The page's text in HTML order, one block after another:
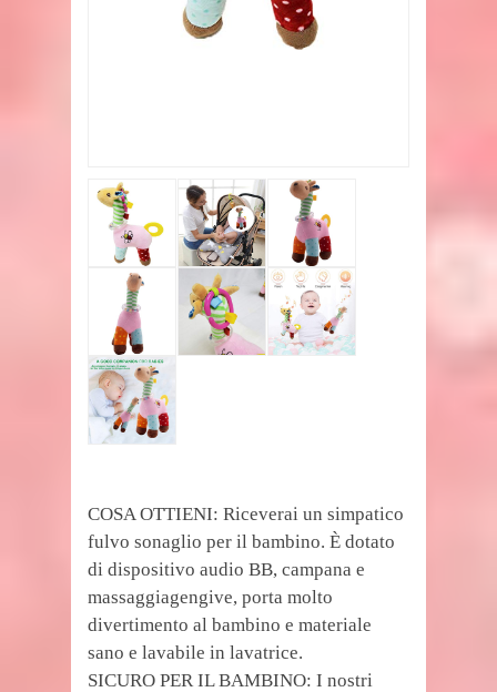
COSA OTTIENI: Riceverai un simpatico
fulvo sonaglio per il bambino. È dotato
di dispositivo audio BB, campana e
massaggiagengive, porta molto
divertimento al bambino e materiale
sano e lavabile in lavatrice.
SICURO PER IL BAMBINO: I nostri